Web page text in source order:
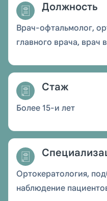
Должность
Врач-офтальмолог,
главного врача, врач
Стаж
Более 15-и лет
Ортокератология,
наблюдение